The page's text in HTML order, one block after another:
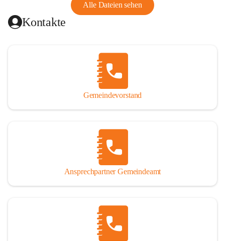
Alle Dateien sehen
Kontakte
Gemeindevorstand
Ansprechpartner Gemeindeamt